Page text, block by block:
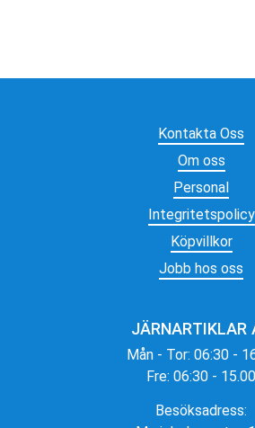
Kontakta Oss
Om oss
Personal
Integritetspolicy
Köpvillkor
Jobb hos oss
JÄRNARTIKLAR
Mån - Tor: 06:30 -
Fre: 06:30 - 15.00
Besöksadress: